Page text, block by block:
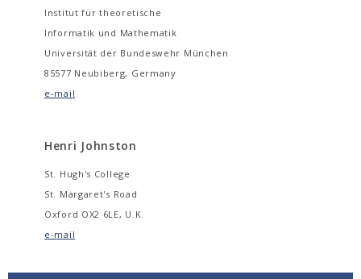
Institut für theoretische
Informatik und Mathematik
Universität der Bundeswehr München
85577 Neubiberg, Germany
e-mail
Henri Johnston
St. Hugh's College
St. Margaret's Road
Oxford OX2 6LE, U.K.
e-mail